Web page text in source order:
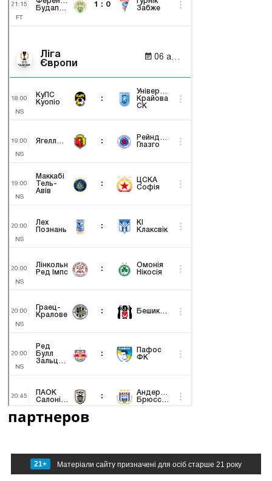
партнеров
21+ Матеріали сайту призначені для осіб старше 21 року